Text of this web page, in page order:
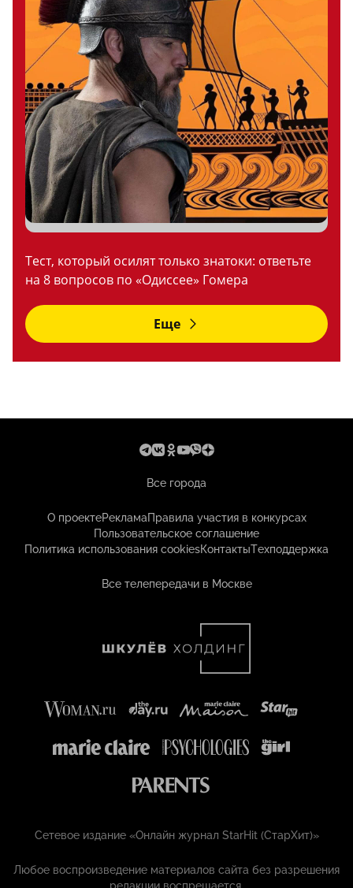
Тест, который осилят только знатоки: ответьте
на 8 вопросов по «Одиссее» Гомера
Еще
Все города
О проектеРекламаПравила участия в конкурсах
Пользовательское соглашение
Политика использования cookiesКонтактыТехподдержка
Все телепередачи в Москве
Сетевое издание «Онлайн журнал StarHit (СтарХит)»
Любое воспроизведение материалов сайта без разрешения